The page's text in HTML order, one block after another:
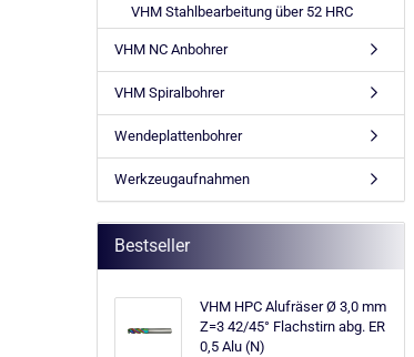
VHM Stahlbearbeitung über 52 HRC
VHM NC Anbohrer
VHM Spiralbohrer
Wendeplattenbohrer
Werkzeugaufnahmen
Bestseller
VHM HPC Alufräser Ø 3,0 mm
Z=3 42/45° Flachstirn abg. ER
0,5 Alu (N)